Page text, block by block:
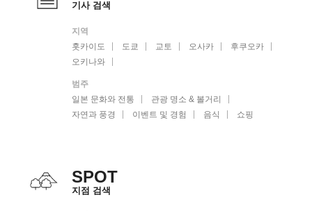
기사 검색
지역
홋카이도
도쿄 교토 오사카
후쿠오카
오키나와
범주
일본 문화와 전통
관광 명소 & 볼거리
자연과 풍경
이벤트 및 경험 음식 쇼핑
SPOT
지점 검색